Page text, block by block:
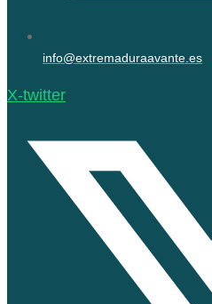
info@extremaduraavante.es
X-twitter